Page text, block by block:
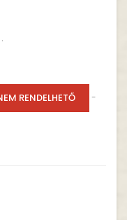
RENDELHETŐ -